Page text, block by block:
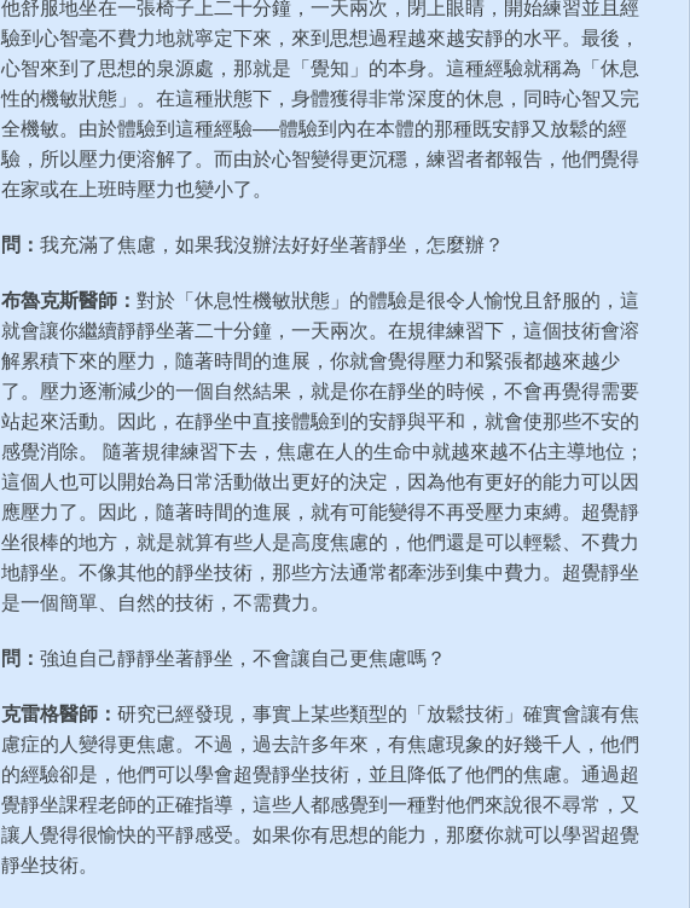
他舒服地坐在一張椅子上二十分鐘，一天兩次，閉上眼睛，開始練習並且經
驗到心智毫不費力地就寧定下來，來到思想過程越來越安靜的水平。最後，
心智來到了思想的泉源處，那就是「覺知」的本身。這種經驗就稱為「休息
性的機敏狀態」。在這種狀態下，身體獲得非常深度的休息，同時心智又完
全機敏。由於體驗到這種經驗──體驗到內在本體的那種既安靜又放鬆的經
驗，所以壓力便溶解了。而由於心智變得更沉穩，練習者都報告，他們覺得
在家或在上班時壓力也變小了。
問： 我充滿了焦慮，如果我沒辦法好好坐著靜坐，怎麼辦？
布魯克斯醫師： 對於「休息性機敏狀態」的體驗是很令人愉悅且舒服的，這
就會讓你繼續靜靜坐著二十分鐘，一天兩次。在規律練習下，這個技術會溶
解累積下來的壓力，隨著時間的進展，你就會覺得壓力和緊張都越來越少
了。壓力逐漸減少的一個自然結果，就是你在靜坐的時候，不會再覺得需要
站起來活動。因此，在靜坐中直接體驗到的安靜與平和，就會使那些不安的
感覺消除。 隨著規律練習下去，焦慮在人的生命中就越來越不佔主導地位；
這個人也可以開始為日常活動做出更好的決定，因為他有更好的能力可以因
應壓力了。因此，隨著時間的進展，就有可能變得不再受壓力束縛。超覺靜
坐很棒的地方，就是就算有些人是高度焦慮的，他們還是可以輕鬆、不費力
地靜坐。不像其他的靜坐技術，那些方法通常都牽涉到集中費力。超覺靜坐
是一個簡單、自然的技術，不需費力。
問： 強迫自己靜靜坐著靜坐，不會讓自己更焦慮嗎？
克雷格醫師： 研究已經發現，事實上某些類型的「放鬆技術」確實會讓有焦
慮症的人變得更焦慮。不過，過去許多年來，有焦慮現象的好幾千人，他們
的經驗卻是，他們可以學會超覺靜坐技術，並且降低了他們的焦慮。通過超
覺靜坐課程老師的正確指導，這些人都感覺到一種對他們來說很不尋常，又
讓人覺得很愉快的平靜感受。如果你有思想的能力，那麼你就可以學習超覺
靜坐技術。